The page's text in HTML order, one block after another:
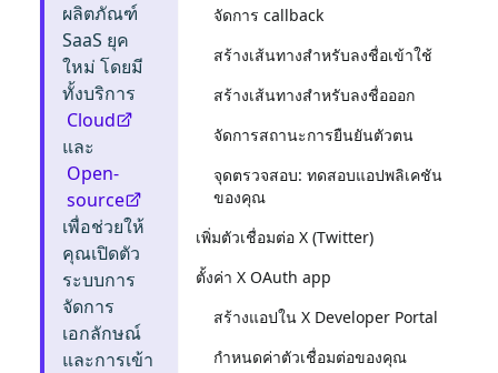
ผลิตภัณฑ์
SaaS ยุค
ใหม่ โดยมี
ทั้งบริการ
Cloud
และ
Open-
source
เพื่อช่วยให้
คุณเปิดตัว
ระบบการ
จัดการ
เอกลักษณ์
และการเข้า
จัดการ callback
สร้างเส้นทางสำหรับลงชื่อเข้าใช้
สร้างเส้นทางสำหรับลงชื่อออก
จัดการสถานะการยืนยันตัวตน
จุดตรวจสอบ: ทดสอบแอปพลิเคชัน
ของคุณ
เพิ่มตัวเชื่อมต่อ X (Twitter)
ตั้งค่า X OAuth app
สร้างแอปใน X Developer Portal
กำหนดค่าตัวเชื่อมต่อของคุณ